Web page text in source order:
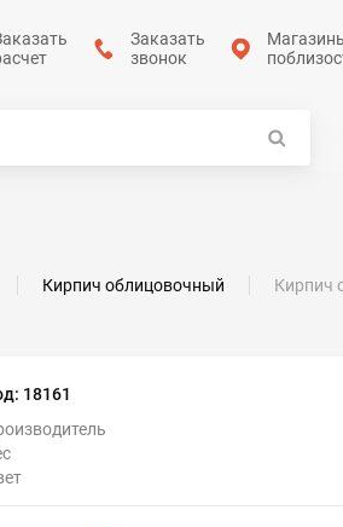
Заказать
звонок
Кирпич облицовочный
18161